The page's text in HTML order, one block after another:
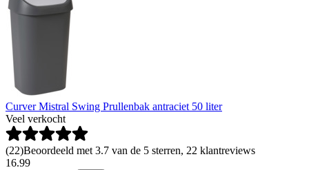
Curver Mistral Swing Prullenbak antraciet 50 liter
Veel verkocht
(22)Beoordeeld met 3.7 van de 5 sterren, 22 klantreviews
16.99